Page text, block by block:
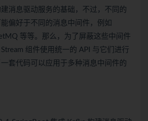
消息驱动服务的基础，不过，不同的
偏好于不同的消息中间件，例如
等等。那么，为了屏蔽这些中间件
组件使用统一的 API 与它们进行
套代码可以应用于多种消息中间件的